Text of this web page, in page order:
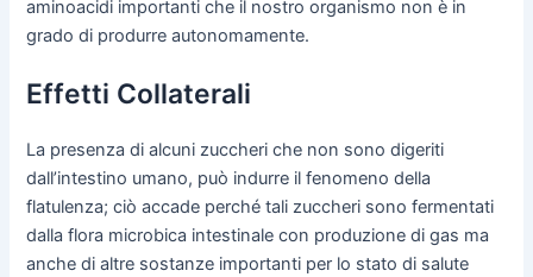
aminoacidi importanti che il nostro organismo non è in
grado di produrre autonomamente.
Effetti Collaterali
La presenza di alcuni zuccheri che non sono digeriti
dall’intestino umano, può indurre il fenomeno della
flatulenza; ciò accade perché tali zuccheri sono fermentati
dalla flora microbica intestinale con produzione di gas ma
anche di altre sostanze importanti per lo stato di salute